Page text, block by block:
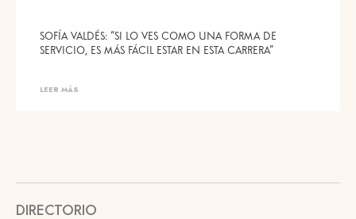
SOFÍA VALDÉS: “SI LO VES COMO UNA FORMA DE
SERVICIO, ES MÁS FÁCIL ESTAR EN ESTA CARRERA”
LEER MÁS
DIRECTORIO